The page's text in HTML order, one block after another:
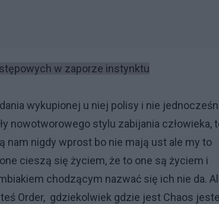
w zaporze instynktu
wykupionej u niej polisy i nie
nowotworowego stylu zabijania człowieka,
nam nigdy wprost bo nie mają ust ale my to
cieszą się życiem, że to one są życiem i
chodzącym nazwać się ich nie da.
Order, gdziekolwiek gdzie jest Chaos